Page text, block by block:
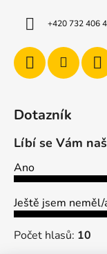
+420 732 406
Dotazník
Líbí se Vám
Ano
Ještě jsem
Počet hlasů: 10